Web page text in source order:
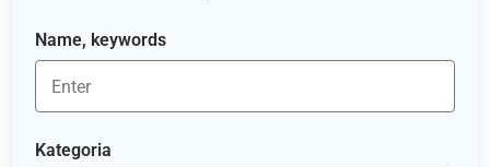
Name, keywords
Kategoria